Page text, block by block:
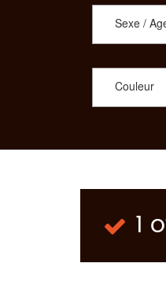
Sexe /
Couleur
1